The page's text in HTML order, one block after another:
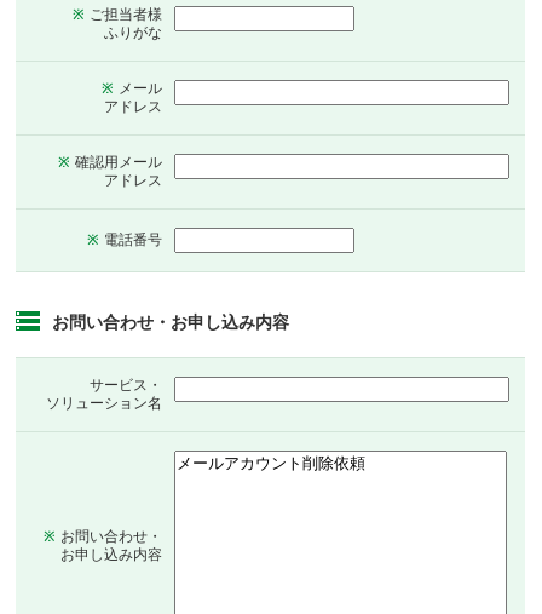
※ ご担当者様
ふりがな
※ メール
アドレス
※ 確認用メール
アドレス
※ 電話番号
お問い合わせ・お申し込み内容
サービス・
ソリューション名
※ お問い合わせ・
お申し込み内容